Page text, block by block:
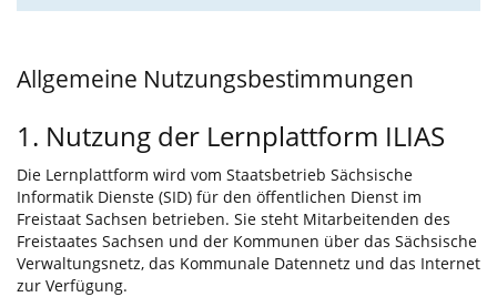
Allgemeine Nutzungsbestimmungen
1. Nutzung der Lernplattform ILIAS
Die Lernplattform wird vom Staatsbetrieb Sächsische
Informatik Dienste (SID) für den öffentlichen Dienst im
Freistaat Sachsen betrieben. Sie steht Mitarbeitenden des
Freistaates Sachsen und der Kommunen über das Sächsische
Verwaltungsnetz, das Kommunale Datennetz und das Internet
zur Verfügung.